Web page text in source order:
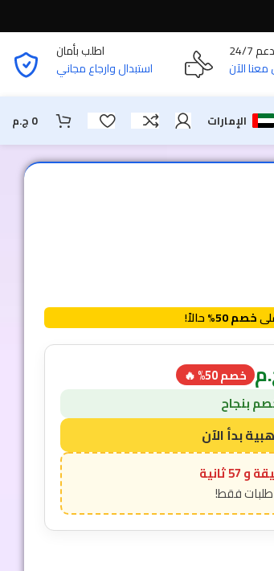
دعم 24/7
الآن
اطلب بأمان
استبدال وارجاع مجاني
الإمارات 0 ج.م
خصم 50% حالاً!
خصم 50% 🔥